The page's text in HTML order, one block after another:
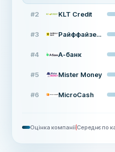
#2 KLT Credit
#3 Райффайзен Банк
#4 А-банк
#5 Mister Money
#6 MicroCash
Оцінка компанії Середнє по